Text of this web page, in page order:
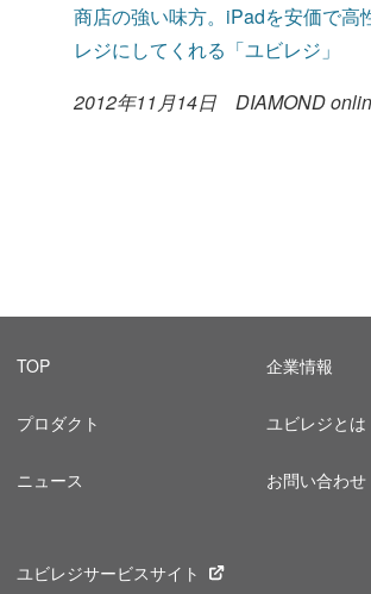
商店の強い味方。iPadを安価で高
レジにしてくれる「ユビレジ」
2012年11月14日 DIAMOND
TOP 企業情報
プロダクト ユビレジとは
ニュース お問い合わせ
ユビレジサービスサイト